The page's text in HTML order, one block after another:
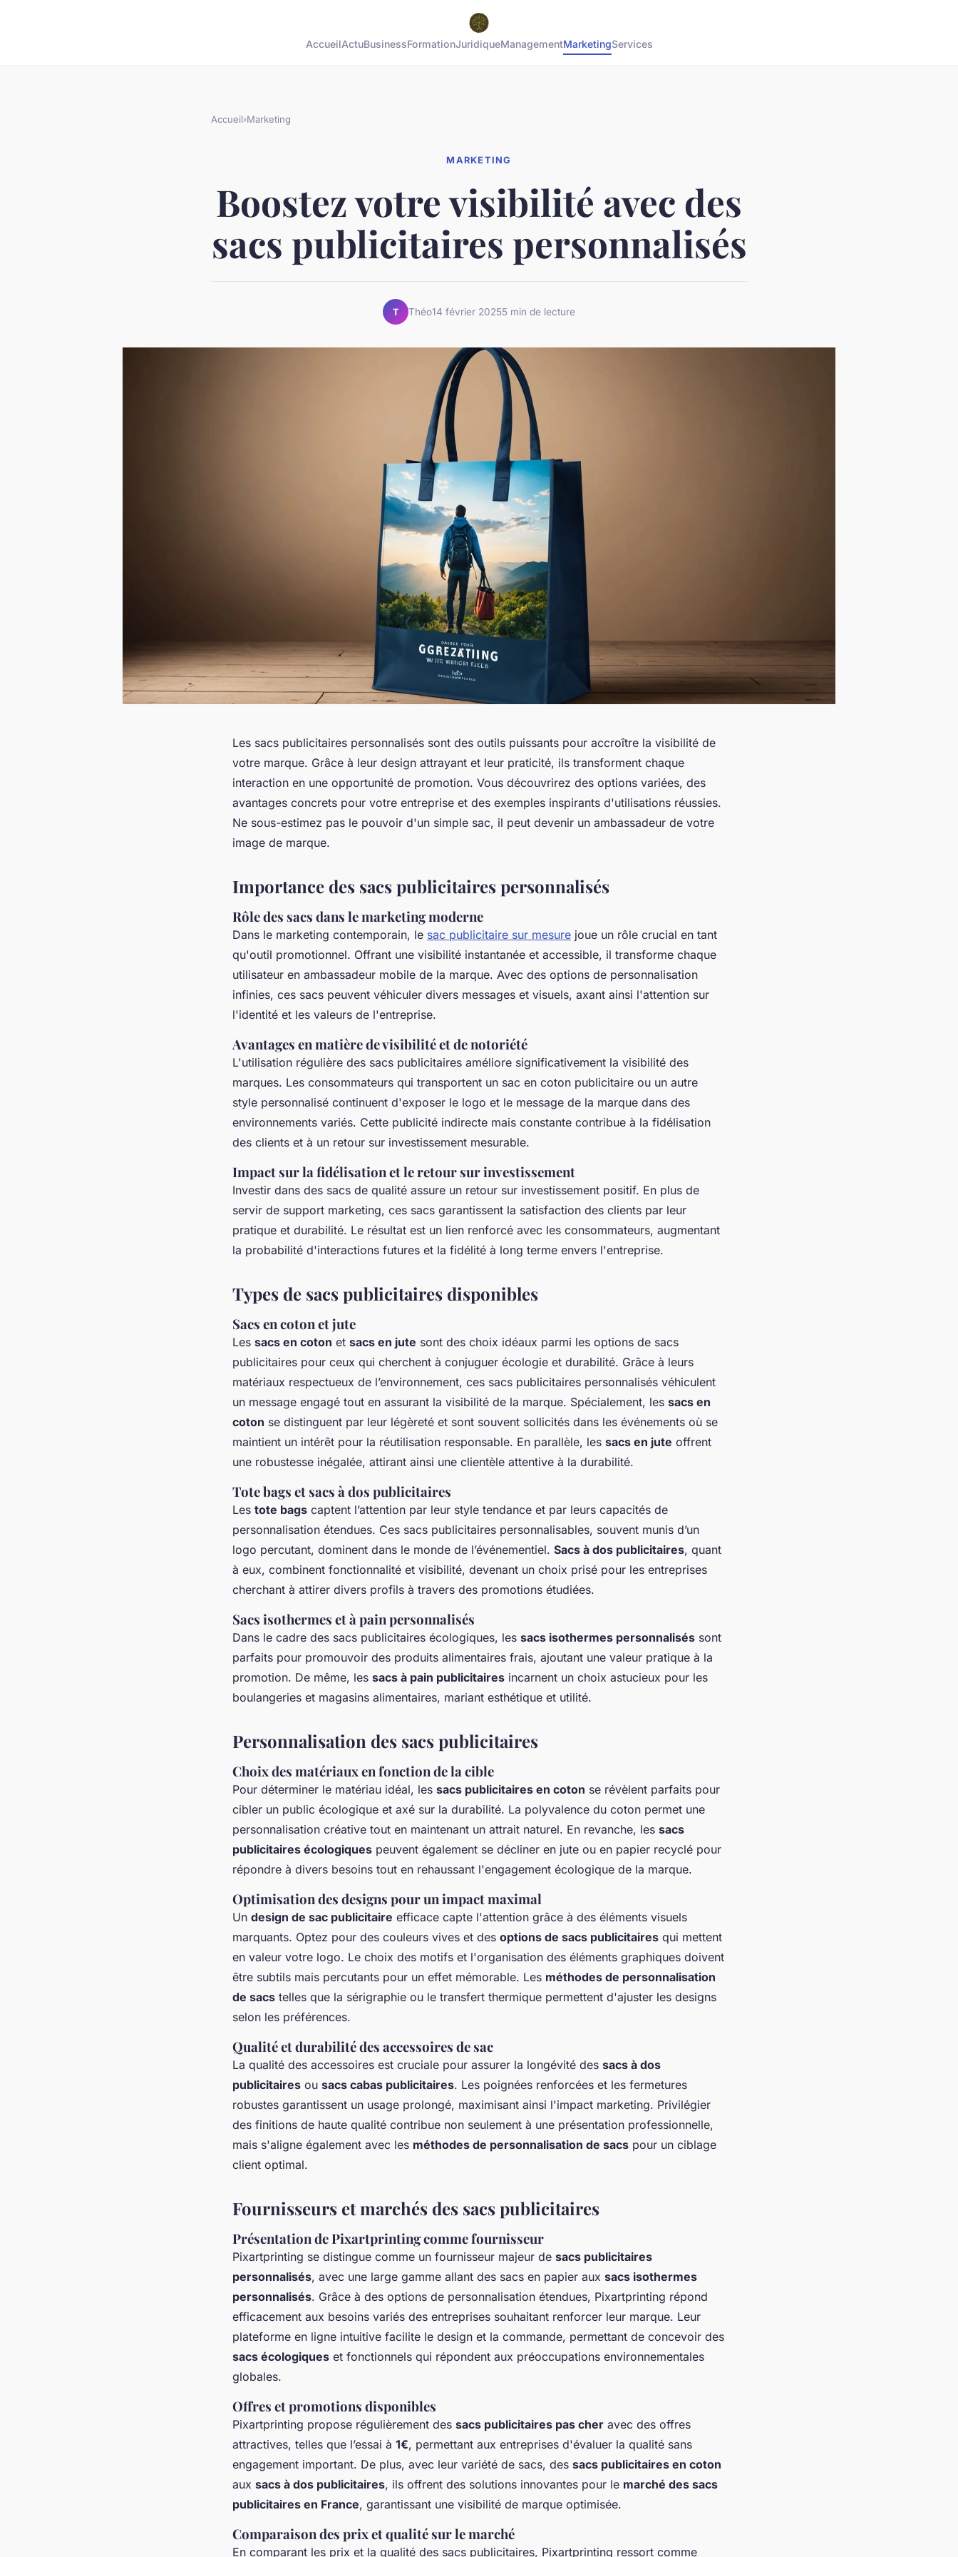
AccueilActuBusinessFormationJuridiqueManagementMarketingServices
Accueil›Marketing
MARKETING
Boostez votre visibilité avec des
sacs publicitaires personnalisés
T Théo14 février 20255 min de lecture
Les sacs publicitaires personnalisés sont des outils puissants pour accroître la visibilité de
votre marque. Grâce à leur design attrayant et leur praticité, ils transforment chaque
interaction en une opportunité de promotion. Vous découvrirez des options variées, des
avantages concrets pour votre entreprise et des exemples inspirants d'utilisations réussies.
Ne sous-estimez pas le pouvoir d'un simple sac, il peut devenir un ambassadeur de votre
image de marque.
Importance des sacs publicitaires personnalisés
Rôle des sacs dans le marketing moderne
Dans le marketing contemporain, le sac publicitaire sur mesure joue un rôle crucial en tant
qu'outil promotionnel. Offrant une visibilité instantanée et accessible, il transforme chaque
utilisateur en ambassadeur mobile de la marque. Avec des options de personnalisation
infinies, ces sacs peuvent véhiculer divers messages et visuels, axant ainsi l'attention sur
l'identité et les valeurs de l'entreprise.
Avantages en matière de visibilité et de notoriété
L'utilisation régulière des sacs publicitaires améliore significativement la visibilité des
marques. Les consommateurs qui transportent un sac en coton publicitaire ou un autre
style personnalisé continuent d'exposer le logo et le message de la marque dans des
environnements variés. Cette publicité indirecte mais constante contribue à la fidélisation
des clients et à un retour sur investissement mesurable.
Impact sur la fidélisation et le retour sur investissement
Investir dans des sacs de qualité assure un retour sur investissement positif. En plus de
servir de support marketing, ces sacs garantissent la satisfaction des clients par leur
pratique et durabilité. Le résultat est un lien renforcé avec les consommateurs, augmentant
la probabilité d'interactions futures et la fidélité à long terme envers l'entreprise.
Types de sacs publicitaires disponibles
Sacs en coton et jute
Les sacs en coton et sacs en jute sont des choix idéaux parmi les options de sacs
publicitaires pour ceux qui cherchent à conjuguer écologie et durabilité. Grâce à leurs
matériaux respectueux de l’environnement, ces sacs publicitaires personnalisés véhiculent
un message engagé tout en assurant la visibilité de la marque. Spécialement, les sacs en
coton se distinguent par leur légèreté et sont souvent sollicités dans les événements où se
maintient un intérêt pour la réutilisation responsable. En parallèle, les sacs en jute offrent
une robustesse inégalée, attirant ainsi une clientèle attentive à la durabilité.
Tote bags et sacs à dos publicitaires
Les tote bags captent l’attention par leur style tendance et par leurs capacités de
personnalisation étendues. Ces sacs publicitaires personnalisables, souvent munis d’un
logo percutant, dominent dans le monde de l’événementiel. Sacs à dos publicitaires, quant
à eux, combinent fonctionnalité et visibilité, devenant un choix prisé pour les entreprises
cherchant à attirer divers profils à travers des promotions étudiées.
Sacs isothermes et à pain personnalisés
Dans le cadre des sacs publicitaires écologiques, les sacs isothermes personnalisés sont
parfaits pour promouvoir des produits alimentaires frais, ajoutant une valeur pratique à la
promotion. De même, les sacs à pain publicitaires incarnent un choix astucieux pour les
boulangeries et magasins alimentaires, mariant esthétique et utilité.
Personnalisation des sacs publicitaires
Choix des matériaux en fonction de la cible
Pour déterminer le matériau idéal, les sacs publicitaires en coton se révèlent parfaits pour
cibler un public écologique et axé sur la durabilité. La polyvalence du coton permet une
personnalisation créative tout en maintenant un attrait naturel. En revanche, les sacs
publicitaires écologiques peuvent également se décliner en jute ou en papier recyclé pour
répondre à divers besoins tout en rehaussant l'engagement écologique de la marque.
Optimisation des designs pour un impact maximal
Un design de sac publicitaire efficace capte l'attention grâce à des éléments visuels
marquants. Optez pour des couleurs vives et des options de sacs publicitaires qui mettent
en valeur votre logo. Le choix des motifs et l'organisation des éléments graphiques doivent
être subtils mais percutants pour un effet mémorable. Les méthodes de personnalisation
de sacs telles que la sérigraphie ou le transfert thermique permettent d'ajuster les designs
selon les préférences.
Qualité et durabilité des accessoires de sac
La qualité des accessoires est cruciale pour assurer la longévité des sacs à dos
publicitaires ou sacs cabas publicitaires. Les poignées renforcées et les fermetures
robustes garantissent un usage prolongé, maximisant ainsi l'impact marketing. Privilégier
des finitions de haute qualité contribue non seulement à une présentation professionnelle,
mais s'aligne également avec les méthodes de personnalisation de sacs pour un ciblage
client optimal.
Fournisseurs et marchés des sacs publicitaires
Présentation de Pixartprinting comme fournisseur
Pixartprinting se distingue comme un fournisseur majeur de sacs publicitaires
personnalisés, avec une large gamme allant des sacs en papier aux sacs isothermes
personnalisés. Grâce à des options de personnalisation étendues, Pixartprinting répond
efficacement aux besoins variés des entreprises souhaitant renforcer leur marque. Leur
plateforme en ligne intuitive facilite le design et la commande, permettant de concevoir des
sacs écologiques et fonctionnels qui répondent aux préoccupations environnementales
globales.
Offres et promotions disponibles
Pixartprinting propose régulièrement des sacs publicitaires pas cher avec des offres
attractives, telles que l’essai à 1€, permettant aux entreprises d'évaluer la qualité sans
engagement important. De plus, avec leur variété de sacs, des sacs publicitaires en coton
aux sacs à dos publicitaires, ils offrent des solutions innovantes pour le marché des sacs
publicitaires en France, garantissant une visibilité de marque optimisée.
Comparaison des prix et qualité sur le marché
En comparant les prix et la qualité des sacs publicitaires, Pixartprinting ressort comme